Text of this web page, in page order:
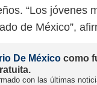
“Los jóvenes
de México”,
De México como
con las últimas